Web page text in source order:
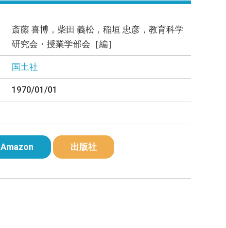
斎藤 喜博，柴田 義松，稲垣 忠彦，教育科学
研究会・授業学部会［編］
国土社
1970/01/01
Amazon 出版社